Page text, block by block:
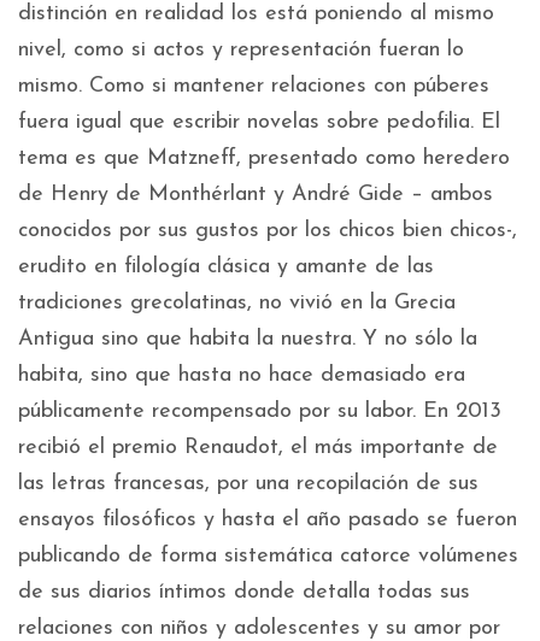
distinción en realidad los está poniendo al mismo
nivel, como si actos y representación fueran lo
mismo. Como si mantener relaciones con púberes
fuera igual que escribir novelas sobre pedofilia. El
tema es que Matzneff, presentado como heredero
de Henry de Monthérlant y André Gide – ambos
conocidos por sus gustos por los chicos bien chicos-,
erudito en filología clásica y amante de las
tradiciones grecolatinas, no vivió en la Grecia
Antigua sino que habita la nuestra. Y no sólo la
habita, sino que hasta no hace demasiado era
públicamente recompensado por su labor. En 2013
recibió el premio Renaudot, el más importante de
las letras francesas, por una recopilación de sus
ensayos filosóficos y hasta el año pasado se fueron
publicando de forma sistemática catorce volúmenes
de sus diarios íntimos donde detalla todas sus
relaciones con niños y adolescentes y su amor por